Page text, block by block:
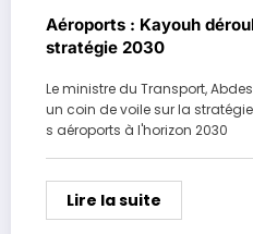
Aéroports : Kayouh
stratégie 2030
Le ministre du Transport,
un coin de voile sur la
s aéroports à l'horizon 2030
Lire la suite